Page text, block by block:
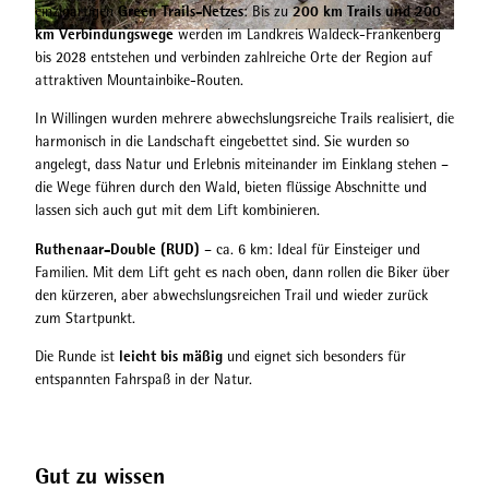
© MARIUS LAHME |CC-BY-SA
einzigartigenGreen Trails-Netzes: Bis zu200 km Trails und 200
km Verbindungswegewerden im Landkreis Waldeck-Frankenberg
bis 2028 entstehen und verbinden zahlreiche Orte der Region auf
attraktiven Mountainbike-Routen.
In Willingen wurden mehrere abwechslungsreiche Trails realisiert, die
harmonisch in die Landschaft eingebettet sind. Sie wurden so
angelegt, dass Natur und Erlebnis miteinander im Einklang stehen –
die Wege führen durch den Wald, bieten flüssige Abschnitte und
lassen sich auch gut mit dem Lift kombinieren.
Ruthenaar-Double (RUD) – ca. 6 km: Ideal für Einsteiger und
Familien. Mit dem Lift geht es nach oben, dann rollen die Biker über
den kürzeren, aber abwechslungsreichen Trail und wieder zurück
zum Startpunkt.
Die Runde ist leicht bis mäßig und eignet sich besonders für
entspannten Fahrspaß in der Natur.
Gut zu wissen